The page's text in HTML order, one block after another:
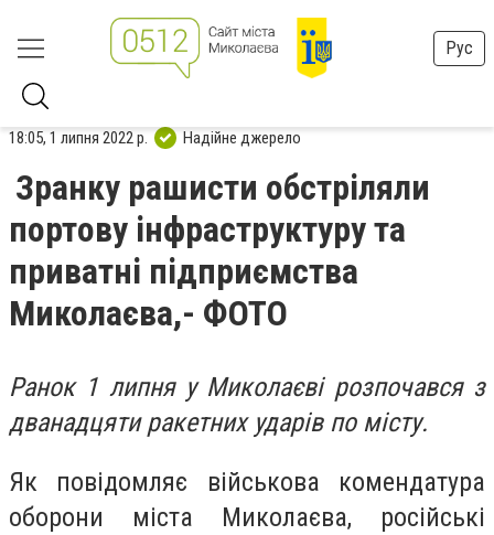
Рус
18:05, 1 липня 2022 р. Надійне джерело
Зранку рашисти обстріляли
портову інфраструктуру та
приватні підприємства
Миколаєва,- ФОТО
Ранок 1 липня у Миколаєві розпочався з
дванадцяти ракетних ударів по місту.
Як повідомляє військова комендатура
оборони міста Миколаєва, російські